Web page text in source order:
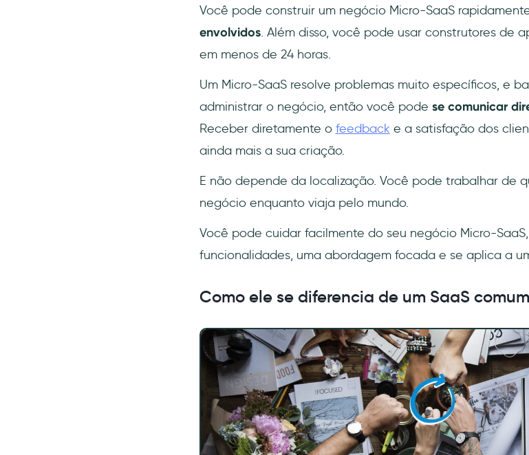
Você pode construir um negócio Micro-SaaS
envolvidos. Além disso, você pode usar construtores de
em menos de 24 horas.
Um Micro-SaaS resolve problemas muito específicos, e
administrar o negócio, então você pode se comunicar
Receber diretamente o feedback e a satisfação dos
ainda mais a sua criação.
E não depende da localização. Você pode trabalhar de
negócio enquanto viaja pelo mundo.
Você pode cuidar facilmente do seu negócio Micro-
funcionalidades, uma abordagem focada e se aplica a
Como ele se diferencia de um SaaS